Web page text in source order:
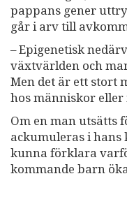
pappans gener
går i arv till
– Epigenetisk
växtvärlden och
Men det är ett stort
hos människor eller
Om en man utsätts
ackumuleras i hans
kunna förklara
kommande barn